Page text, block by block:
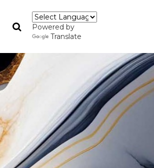
Powered by
Translate